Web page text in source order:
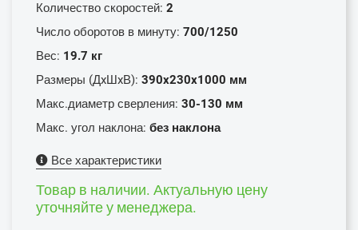
Количество скоростей: 2
Число оборотов в минуту: 700/1250
Вес: 19.7 кг
Размеры (ДxШxВ): 390x230x1000 мм
Макс.диаметр сверления: 30-130 мм
Макс. угол наклона: без наклона
Все характеристики
Товар в наличии. Актуальную цену
уточняйте у менеджера.